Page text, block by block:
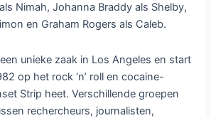
Nimah, Johanna Braddy als Shelby,
en Graham Rogers als Caleb.
unieke zaak in Los Angeles en start
op het rock ‘n’ roll en cocaine-
Strip heet. Verschillende groepen
rechercheurs, journalisten,